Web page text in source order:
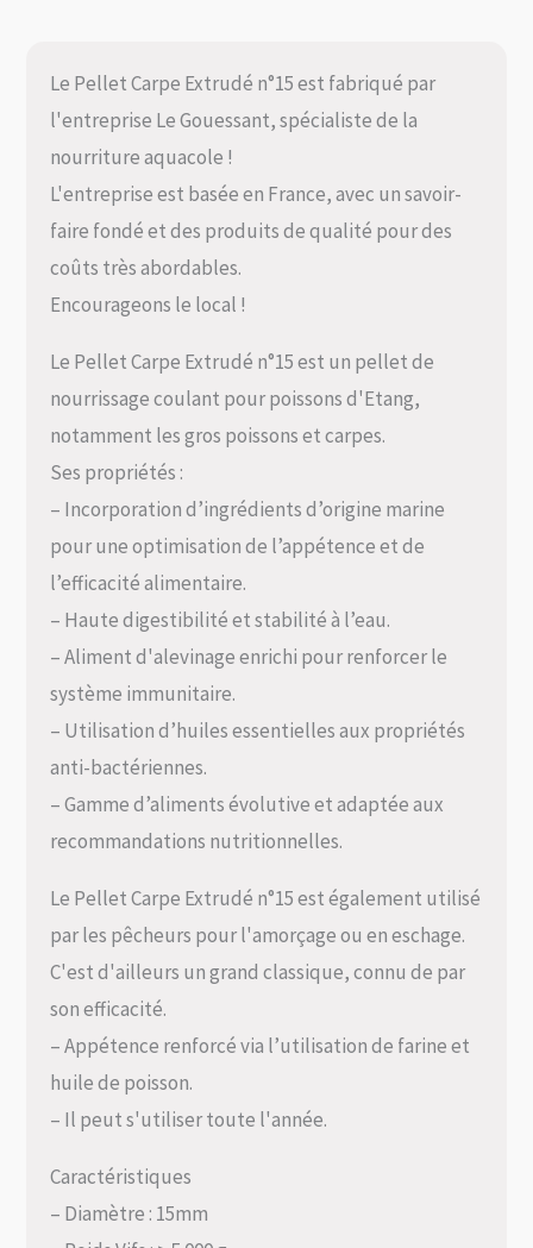
Le Pellet Carpe Extrudé n°15 est fabriqué par
l'entreprise Le Gouessant, spécialiste de la
nourriture aquacole !
L'entreprise est basée en France, avec un savoir-
faire fondé et des produits de qualité pour des
coûts très abordables.
Encourageons le local !
Le Pellet Carpe Extrudé n°15 est un pellet de
nourrissage coulant pour poissons d'Etang,
notamment les gros poissons et carpes.
Ses propriétés :
– Incorporation d’ingrédients d’origine marine
pour une optimisation de l’appétence et de
l’efficacité alimentaire.
– Haute digestibilité et stabilité à l’eau.
– Aliment d'alevinage enrichi pour renforcer le
système immunitaire.
– Utilisation d’huiles essentielles aux propriétés
anti-bactériennes.
– Gamme d’aliments évolutive et adaptée aux
recommandations nutritionnelles.
Le Pellet Carpe Extrudé n°15 est également utilisé
par les pêcheurs pour l'amorçage ou en eschage.
C'est d'ailleurs un grand classique, connu de par
son efficacité.
– Appétence renforcé via l’utilisation de farine et
huile de poisson.
– Il peut s'utiliser toute l'année.
Caractéristiques
– Diamètre : 15mm